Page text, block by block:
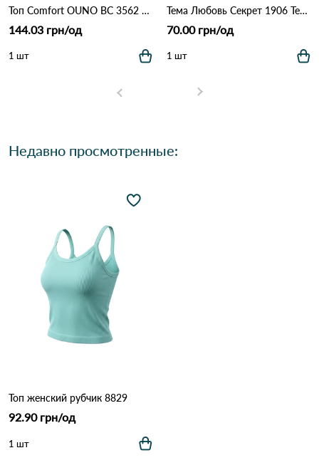
Топ Comfort OUNO BC 3562 Различные цвета
144.03 грн/од
1 шт
Тема Любовь Секрет 1906 Терракота
70.00 грн/од
1 шт
Недавно просмотренные:
Топ женский рубчик 8829
92.90 грн/од
1 шт